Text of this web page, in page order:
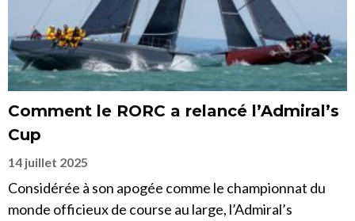
Comment le RORC a relancé l’Admiral’s
Cup
14 juillet 2025
Considérée à son apogée comme le championnat du
monde officieux de course au large, l’Admiral’s